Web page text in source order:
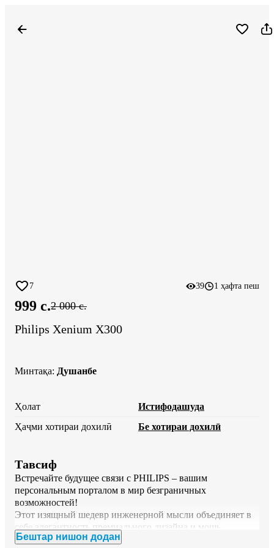
7 39 1 ҳафта пеш
999 c.2 000 c.
Philips Xenium X300
Минтақа: Душанбе
Ҳолат
Истифодашуда
Ҳаҷми хотираи дохилӣ
Бе хотираи дохилӣ
Тавсиф
Встречайте будущее связи с PHILIPS – вашим
персональным порталом в мир безграничных
возможностей!
Этот изящный шедевр инженерной мысли объединяет в
себе элегантность премиального дизайна и мощь
передовых технологий. Плавные линии корпуса, словно
Бештар нишон додан